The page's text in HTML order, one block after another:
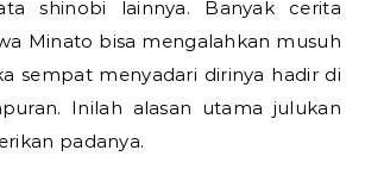
shinobi lainnya. Banyak cerita
Minato bisa mengalahkan musuh
sempat menyadari dirinya hadir di
Inilah alasan utama julukan
padanya.